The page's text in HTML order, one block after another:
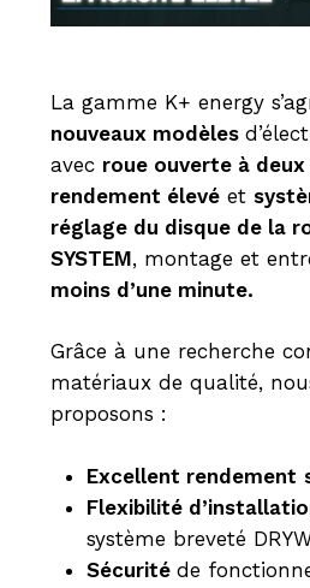
La gamme K+ energy
nouveaux modèles
avec roue ouverte à deux
rendement élevéet
réglage du disque de la
SYSTEM, montage et
moins d’une minute.
Grâce à une recherche
matériaux de qualité,
proposons :
Excellent rendement
Flexibilité
système breveté
Sécurité de